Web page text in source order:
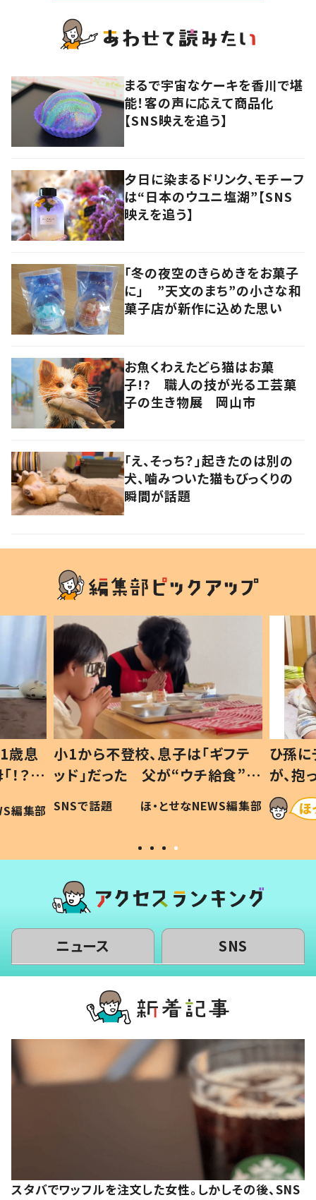
まるで宇宙なケーキを香川で堪
能！客の声に応えて商品化
【SNS映えを追う】
夕日に染まるドリンク、モチーフ
は“日本のウユニ塩湖”【SNS
映えを追う】
「冬の夜空のきらめきをお菓子
に」 ”天文のまち”の小さな和
菓子店が新作に込めた思い
お魚くわえたどら猫はお菓
子!? 職人の技が光る工芸菓
子の生き物展 岡山市
「え、そっち？」起きたのは別の
犬、噛みついた猫もびっくりの
瞬間が話題
歳息
？」
編集部
小1から不登校、息子は「ギフテ
ッド」だった 父が“ウチ給食”を
作り続ける理由とは #令和の親
#令和の子
SNSで話題 ほ・とせなNEWS編集部
ひ孫
が、
「涙が
い」
ニュース SNS
スタバでワッフルを注文した女性。しかしその後、SNS